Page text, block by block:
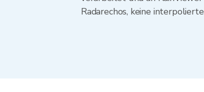
Radarechos, keine